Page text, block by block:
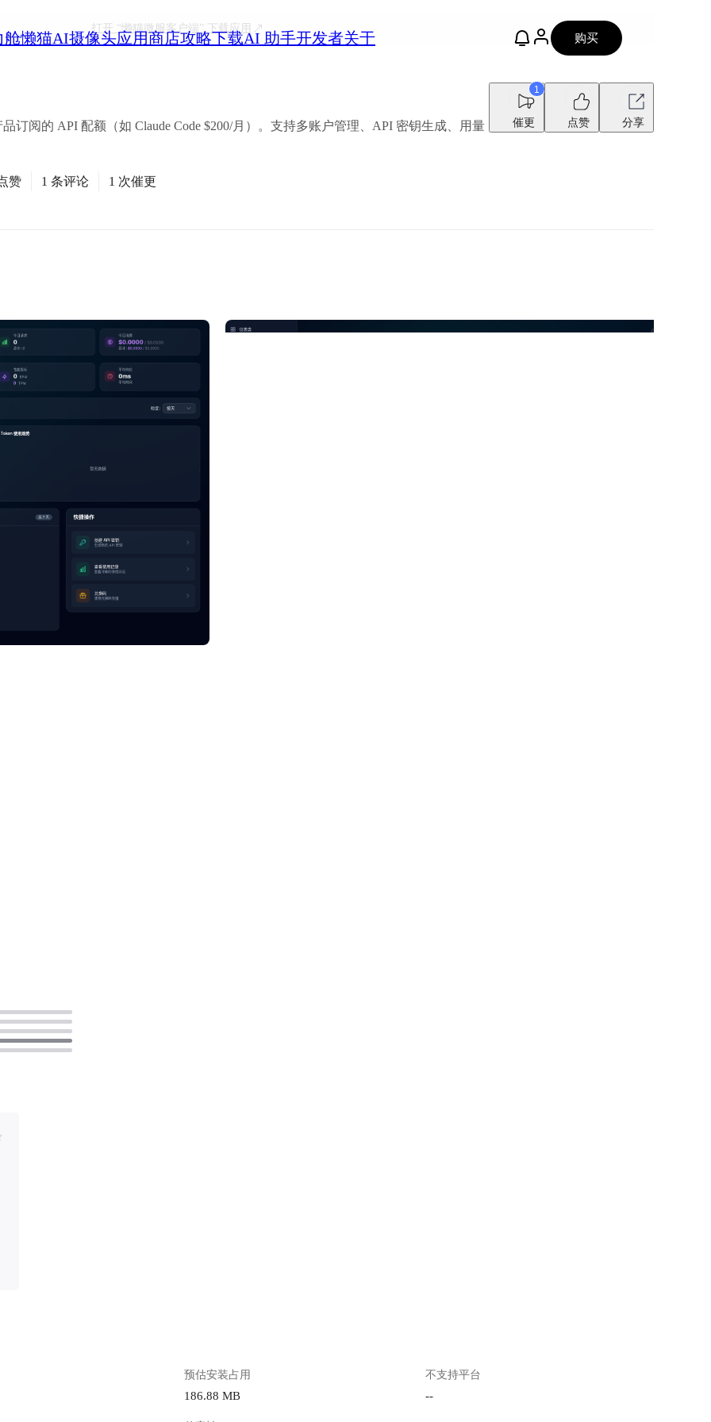
舱懒猫AI摄像头应用商店攻略下载AI 助手开发者关于 购买
打开 “懒猫微服客户端”下载应用
订阅的 API 配额（如 Claude Code $200/月）。支持多账户管理、API 密钥生成、用量
1
催更 点赞 分享
赞 1 条评论 1 次催更
预估安装占用
186.88 MB
不支持平台
--